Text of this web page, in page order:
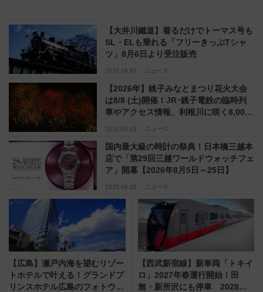
2026.08.05 ニュース
【大井川鐵道】着るだけでトーマス号も
SL・ELも乗れる「フリーきっぷTシャ
ツ」8月6日より受注販売
2026.08.05 ニュース
【2026年】銚子みなとまつり花火大会
は8/8 (土)開催！JR･銚子電鉄の臨時列
車やアクセス情報、利根川に咲く8,000
2026.08.05 ニュース
国内最大級の時計の祭典！日本橋三越本
店で「第29回三越ワールドウォッチフェ
ア」開幕【2026年8月5日～25日】
【広島】瀬戸内海を望むリゾー
トホテルで叶える！グランドプ
リンスホテル広島のフォトウエ
【西武新宿線】新車両「トキイ
ロ」2027年春運行開始！田
無・新所沢にも停車 2028年